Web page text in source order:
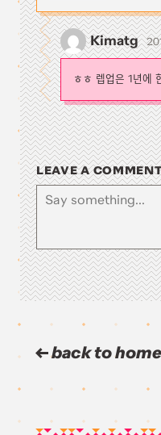
Kimatg
ㅎㅎ 렙업은 1년에
LEAVE A
back to home